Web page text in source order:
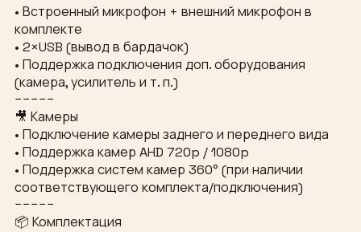
• Встроенный микрофон + внешний микрофон в
комплекте
• 2×USB (вывод в бардачок)
• Поддержка подключения доп. оборудования
(камера, усилитель и т. п.)
−−−−−
🎥 Камеры
• Подключение камеры заднего и переднего вида
• Поддержка камер AHD 720p / 1080p
• Поддержка систем камер 360° (при наличии
соответствующего комплекта/подключения)
−−−−−
📦 Комплектация